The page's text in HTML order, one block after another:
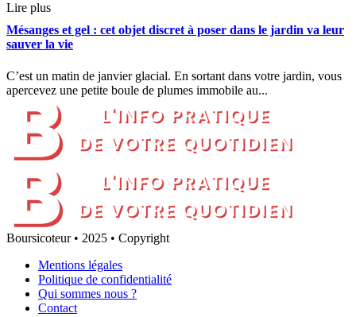
Lire plus
Mésanges et gel : cet objet discret à poser dans le jardin va leur
sauver la vie
C’est un matin de janvier glacial. En sortant dans votre jardin, vous
apercevez une petite boule de plumes immobile au...
Boursicoteur • 2025 • Copyright
Mentions légales
Politique de confidentialité
Qui sommes nous ?
Contact